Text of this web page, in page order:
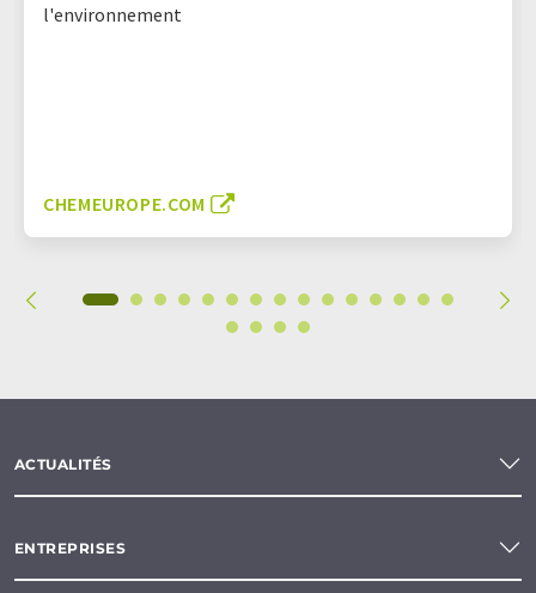
l'environnement
CHEMEUROPE.COM
ACTUALITÉS
ENTREPRISES